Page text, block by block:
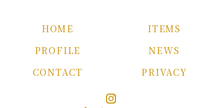
HOME
ITEMS
PROFILE
NEWS
CONTACT
PRIVACY